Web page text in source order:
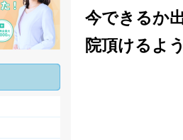
今できるか
院頂けるよ